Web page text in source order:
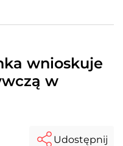
wnioskuje
w
Udostępnij